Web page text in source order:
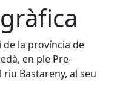
la província de
en ple Pre-
Bastareny, al seu